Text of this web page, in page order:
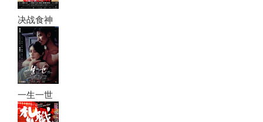
决战食神
一生一世